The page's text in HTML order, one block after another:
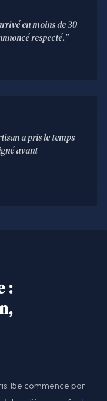
en moins de 30
respecté."
a pris le temps
avant
:
15e commence par